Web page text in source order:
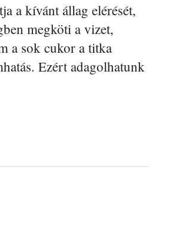
a kívánt állag elérését,
megköti a vizet,
a sok cukor a titka
Ezért adagolhatunk